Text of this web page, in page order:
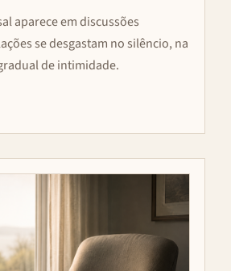
aparece em discussões
se desgastam no silêncio, na
de intimidade.